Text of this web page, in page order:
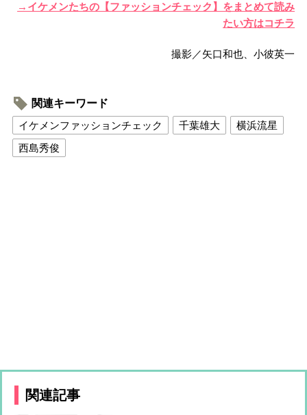
→イケメンたちの【ファッションチェック】をまとめて読み
たい方はコチラ
撮影／矢口和也、小彼英一
関連キーワード
イケメンファッションチェック
千葉雄大
横浜流星
西島秀俊
関連記事